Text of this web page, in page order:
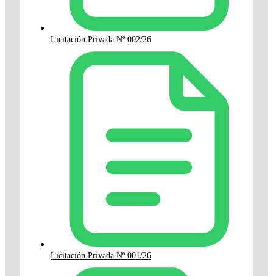
Licitación Privada Nº 002/26
Licitación Privada Nº 001/26